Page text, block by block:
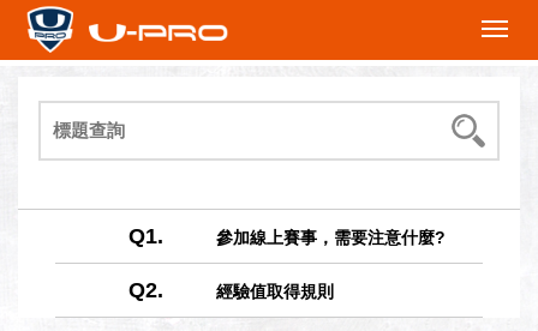
切
換
拉
單
Q1. 參加線上賽事，需要注意什麼?
Q2. 經驗值取得規則